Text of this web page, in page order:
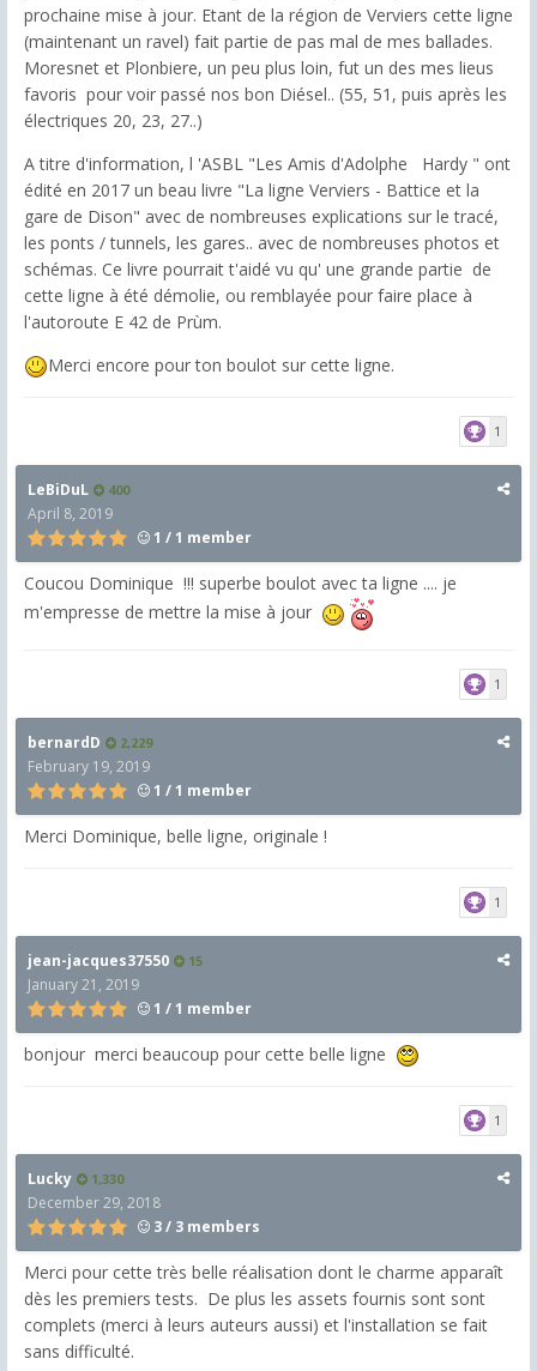
prochaine mise à jour. Etant de la région de Verviers cette ligne
(maintenant un ravel) fait partie de pas mal de mes ballades.
Moresnet et Plonbiere, un peu plus loin, fut un des mes lieus
favoris pour voir passé nos bon Diésel.. (55, 51, puis après les
électriques 20, 23, 27..)
A titre d'information, l 'ASBL "Les Amis d'Adolphe Hardy " ont
édité en 2017 un beau livre "La ligne Verviers - Battice et la
gare de Dison" avec de nombreuses explications sur le tracé,
les ponts / tunnels, les gares.. avec de nombreuses photos et
schémas. Ce livre pourrait t'aidé vu qu' une grande partie de
cette ligne à été démolie, ou remblayée pour faire place à
l'autoroute E 42 de Prùm.
Merci encore pour ton boulot sur cette ligne.
1
LeBiDuL 400
April 8, 2019
1 / 1 member
Coucou Dominique !!! superbe boulot avec ta ligne .... je
m'empresse de mettre la mise à jour
1
bernardD 2,229
February 19, 2019
1 / 1 member
Merci Dominique, belle ligne, originale !
1
jean-jacques37550 15
January 21, 2019
1 / 1 member
bonjour merci beaucoup pour cette belle ligne
1
Lucky 1,330
December 29, 2018
3 / 3 members
Merci pour cette très belle réalisation dont le charme apparaît
dès les premiers tests. De plus les assets fournis sont sont
complets (merci à leurs auteurs aussi) et l'installation se fait
sans difficulté.